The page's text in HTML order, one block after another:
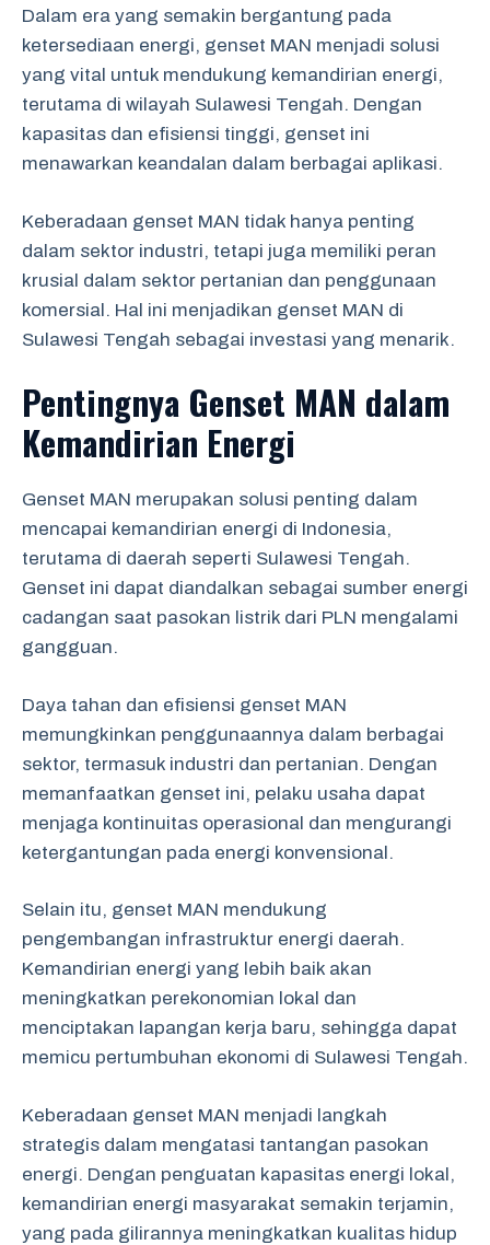
Dalam era yang semakin bergantung pada
ketersediaan energi, genset MAN menjadi solusi
yang vital untuk mendukung kemandirian energi,
terutama di wilayah Sulawesi Tengah. Dengan
kapasitas dan efisiensi tinggi, genset ini
menawarkan keandalan dalam berbagai aplikasi.
Keberadaan genset MAN tidak hanya penting
dalam sektor industri, tetapi juga memiliki peran
krusial dalam sektor pertanian dan penggunaan
komersial. Hal ini menjadikan genset MAN di
Sulawesi Tengah sebagai investasi yang menarik.
Pentingnya Genset MAN dalam
Kemandirian Energi
Genset MAN merupakan solusi penting dalam
mencapai kemandirian energi di Indonesia,
terutama di daerah seperti Sulawesi Tengah.
Genset ini dapat diandalkan sebagai sumber energi
cadangan saat pasokan listrik dari PLN mengalami
gangguan.
Daya tahan dan efisiensi genset MAN
memungkinkan penggunaannya dalam berbagai
sektor, termasuk industri dan pertanian. Dengan
memanfaatkan genset ini, pelaku usaha dapat
menjaga kontinuitas operasional dan mengurangi
ketergantungan pada energi konvensional.
Selain itu, genset MAN mendukung
pengembangan infrastruktur energi daerah.
Kemandirian energi yang lebih baik akan
meningkatkan perekonomian lokal dan
menciptakan lapangan kerja baru, sehingga dapat
memicu pertumbuhan ekonomi di Sulawesi Tengah.
Keberadaan genset MAN menjadi langkah
strategis dalam mengatasi tantangan pasokan
energi. Dengan penguatan kapasitas energi lokal,
kemandirian energi masyarakat semakin terjamin,
yang pada gilirannya meningkatkan kualitas hidup